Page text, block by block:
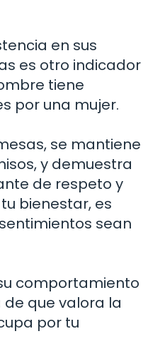
en sus
es otro indicador
tiene
por una mujer.
se mantiene
y demuestra
de respeto y
bienestar, es
sean
comportamiento
que valora la
por tu